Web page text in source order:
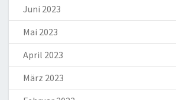
Juni 2023
Mai 2023
April 2023
März 2023